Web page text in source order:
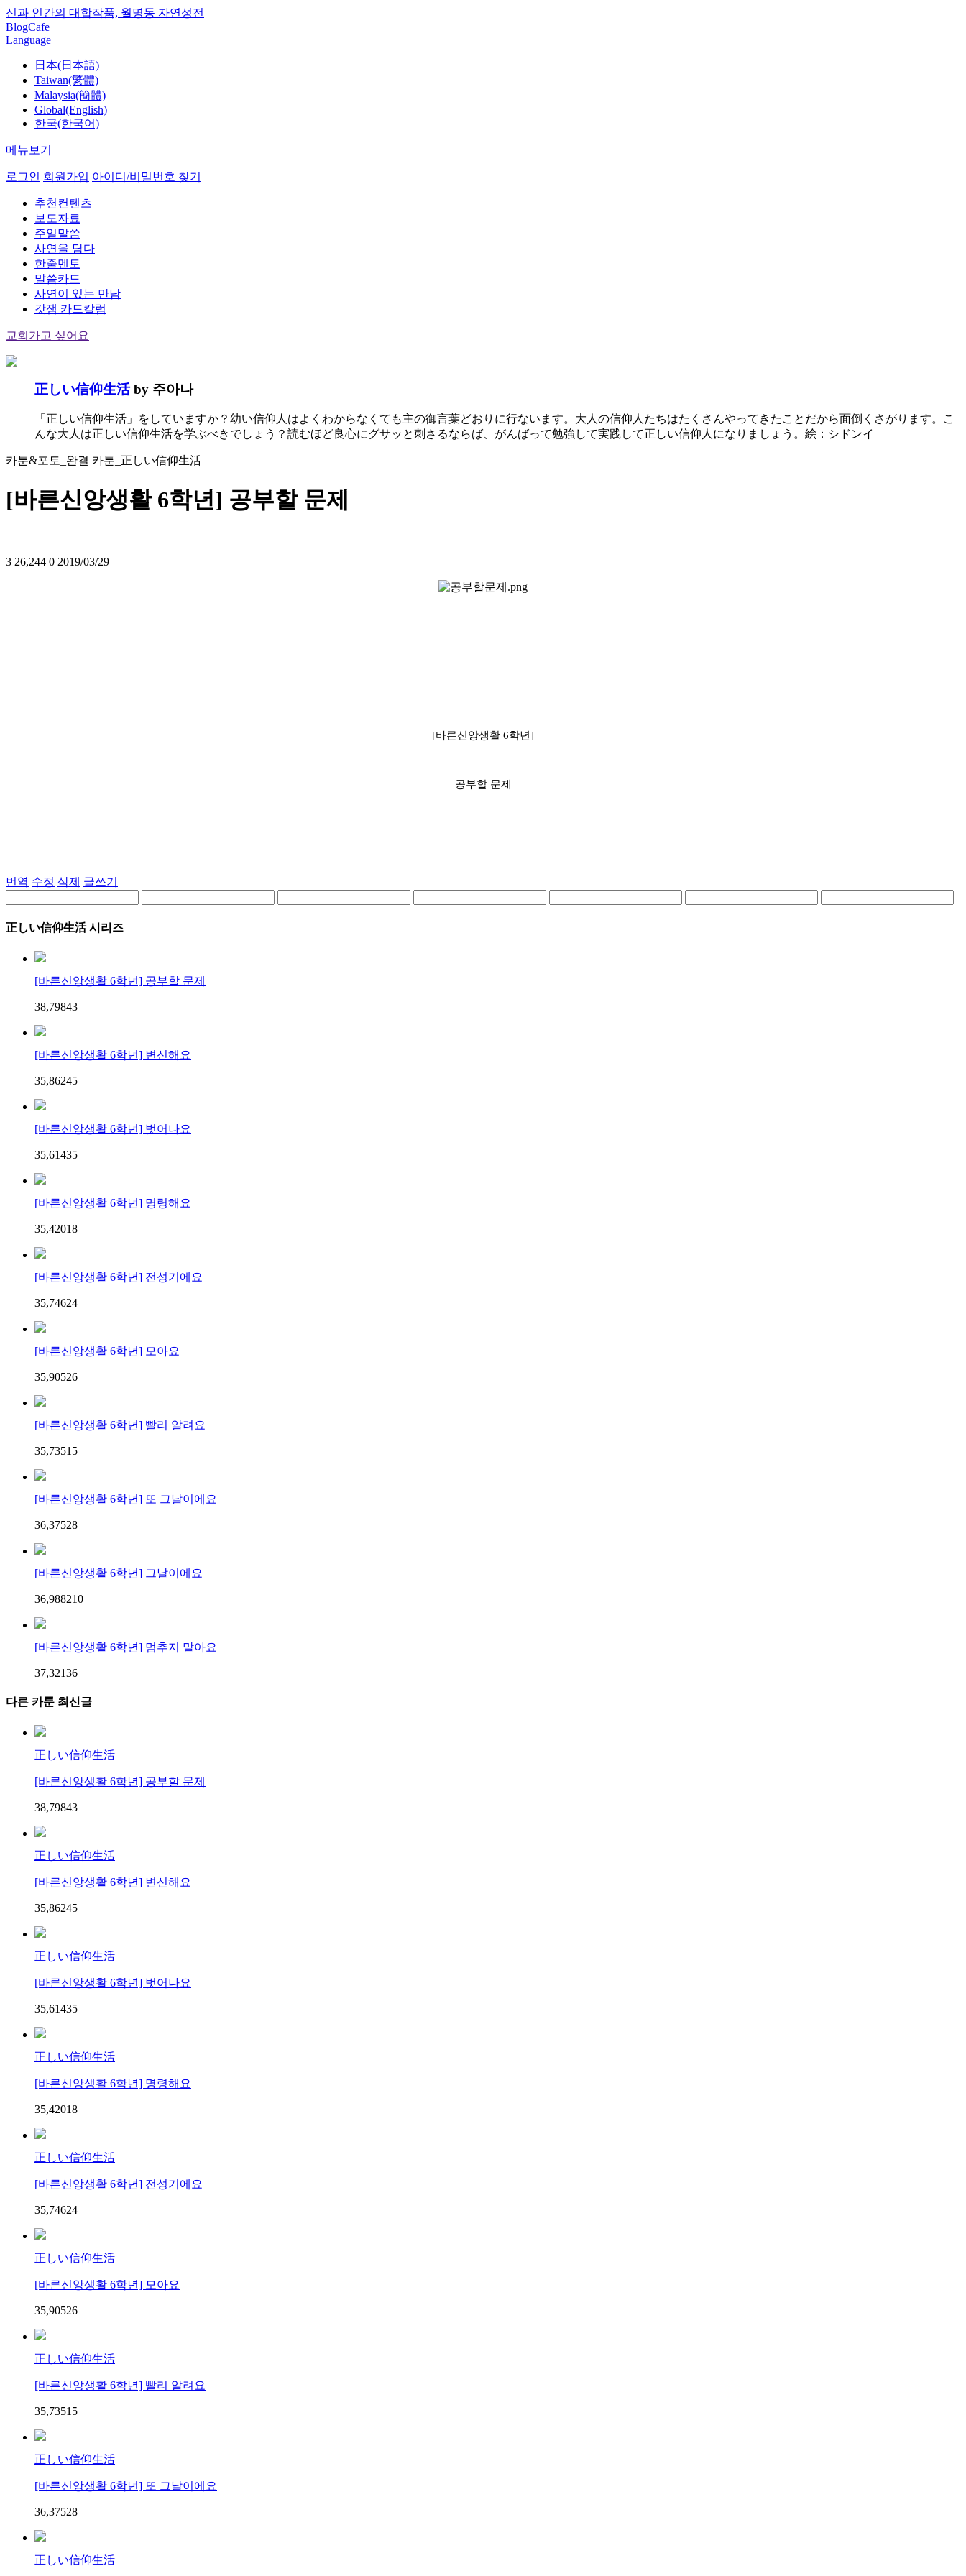
신과 인간의 대합작품, 월명동 자연성전
BlogCafe
Language
日本(日本語)
Taiwan(繁體)
Malaysia(簡體)
Global(English)
한국(한국어)
메뉴보기
로그인 회원가입 아이디/비밀번호 찾기
추천컨텐츠
보도자료
주일말씀
사연을 담다
한줄멘토
말씀카드
사연이 있는 만남
갓잼 카드칼럼
교회가고 싶어요
正しい信仰生活 by 주아나
「正しい信仰生活」をしていますか？幼い信仰人はよくわからなくても主の御言葉どおりに行ないます。大人の信仰人たちはたくさんやってきたことだから面倒くさがります。こ
んな大人は正しい信仰生活を学ぶべきでしょう？読むほど良心にグサッと刺さるならば、がんばって勉強して実践して正しい信仰人になりましょう。絵：シドンイ
카툰&포토_완결 카툰_正しい信仰生活
[바른신앙생활 6학년] 공부할 문제
3 26,244 0 2019/03/29
[바른신앙생활 6학년]
공부할 문제
번역 수정 삭제 글쓰기
正しい信仰生活 시리즈
[바른신앙생활 6학년] 공부할 문제
38,79843
[바른신앙생활 6학년] 변신해요
35,86245
[바른신앙생활 6학년] 벗어나요
35,61435
[바른신앙생활 6학년] 명령해요
35,42018
[바른신앙생활 6학년] 전성기에요
35,74624
[바른신앙생활 6학년] 모아요
35,90526
[바른신앙생활 6학년] 빨리 알려요
35,7351 5
[바른신앙생활 6학년] 또 그날이에요
36,37528
[바른신앙생활 6학년] 그날이에요
36,988210
[바른신앙생활 6학년] 멈추지 말아요
37,32136
다른 카툰 최신글
正しい信仰生活
[바른신앙생활 6학년] 공부할 문제
38,79843
正しい信仰生活
[바른신앙생활 6학년] 변신해요
35,86245
正しい信仰生活
[바른신앙생활 6학년] 벗어나요
35,61435
正しい信仰生活
[바른신앙생활 6학년] 명령해요
35,42018
正しい信仰生活
[바른신앙생활 6학년] 전성기에요
35,74624
正しい信仰生活
[바른신앙생활 6학년] 모아요
35,90526
正しい信仰生活
[바른신앙생활 6학년] 빨리 알려요
35,7351 5
正しい信仰生活
[바른신앙생활 6학년] 또 그날이에요
36,37528
正しい信仰生活